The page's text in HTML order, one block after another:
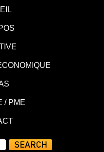
/ PME